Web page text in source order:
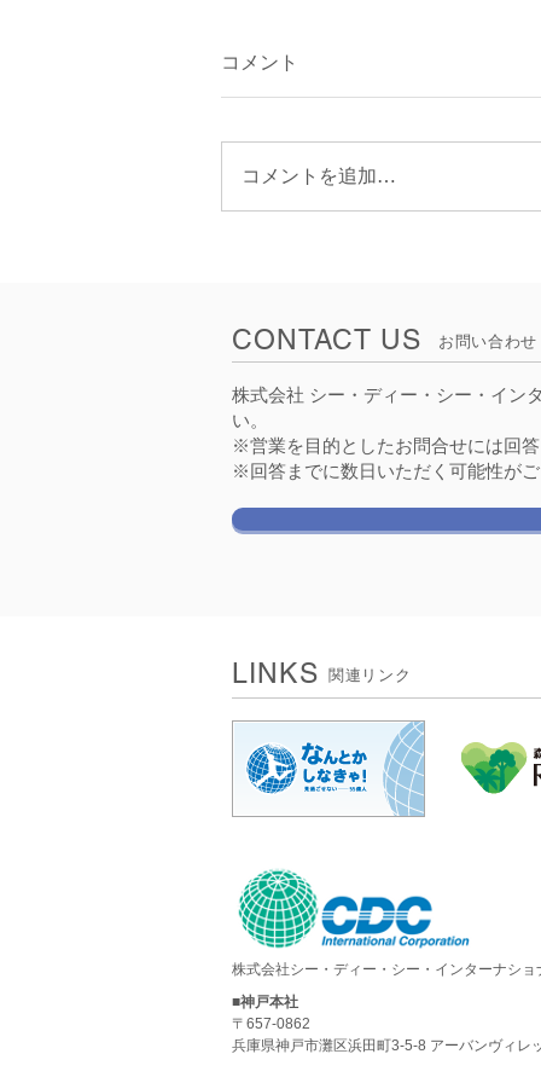
コメント
コメントを追加…
CONTACT US お問い合わせ
株式会社 シー・ディー・シー・イン
い。
※営業を目的としたお問合せには回
※回答までに数日いただく可能性が
関連リンク
LINKS
株式会社シー・ディー・シー・インターナショ
■神戸本社
〒657-0862
兵庫県神戸市灘区浜田町3-5-8 アーバンヴィレ